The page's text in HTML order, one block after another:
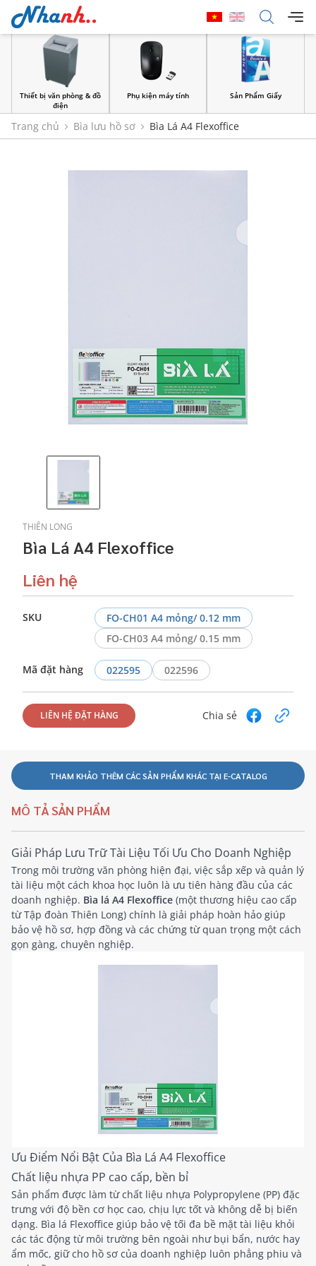
Thiết bị văn phòng & đồ
điện
Phụ kiện máy tính Sản Phẩm Giấy
Trang chủ Bìa lưu hồ sơ Bìa Lá A4 Flexoffice
THIÊN LONG
Bìa Lá A4 Flexoffice
Liên hệ
SKU
FO-CH01 A4 mỏng/ 0.12 mm
FO-CH03 A4 mỏng/ 0.15 mm
Mã đặt hàng 022595 022596
LIÊN HỆ ĐẶT HÀNG Chia sẻ
THAM KHẢO THÊM CÁC SẢN PHẨM KHÁC TẠI E-CATALOG
MÔ TẢ SẢN PHẨM
Giải Pháp Lưu Trữ Tài Liệu Tối Ưu Cho Doanh Nghiệp
Trong môi trường văn phòng hiện đại, việc sắp xếp và quản lý
tài liệu một cách khoa học luôn là ưu tiên hàng đầu của các
doanh nghiệp. Bìa lá A4 Flexoffice (một thương hiệu cao cấp
từ Tập đoàn Thiên Long) chính là giải pháp hoàn hảo giúp
bảo vệ hồ sơ, hợp đồng và các chứng từ quan trọng một cách
gọn gàng, chuyên nghiệp.
Ưu Điểm Nổi Bật Của Bìa Lá A4 Flexoffice
Chất liệu nhựa PP cao cấp, bền bỉ
Sản phẩm được làm từ chất liệu nhựa Polypropylene (PP) đặc
trưng với độ bền cơ học cao, chịu lực tốt và không dễ bị biến
dạng. Bìa lá Flexoffice giúp bảo vệ tối đa bề mặt tài liệu khỏi
các tác động từ môi trường bên ngoài như bụi bẩn, nước hay
ẩm mốc, giữ cho hồ sơ của doanh nghiệp luôn phẳng phiu và